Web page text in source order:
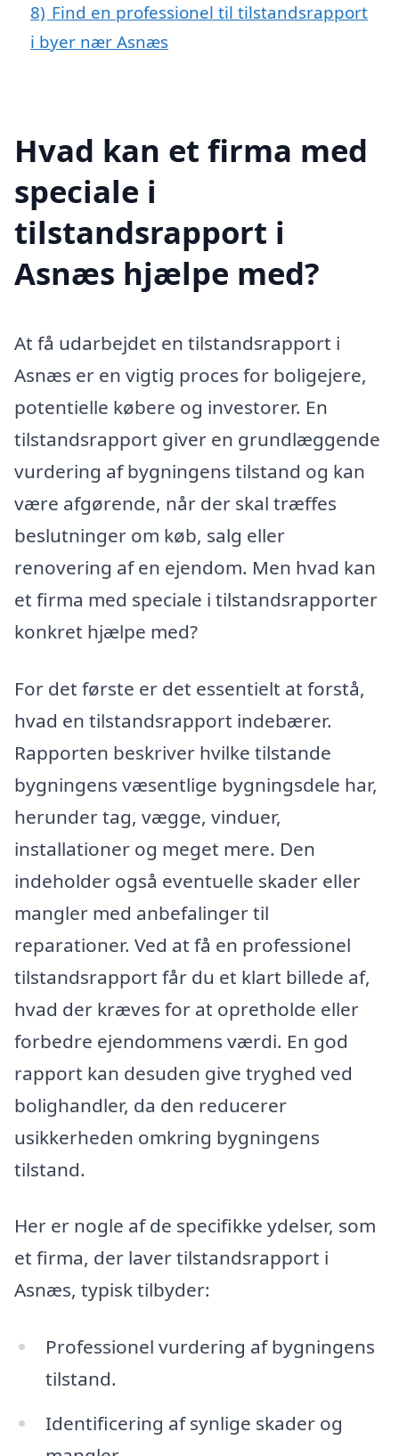
8) Find en professionel til tilstandsrapport
i byer nær Asnæs
Hvad kan et firma med
speciale i
tilstandsrapport i
Asnæs hjælpe med?
At få udarbejdet en tilstandsrapport i
Asnæs er en vigtig proces for boligejere,
potentielle købere og investorer. En
tilstandsrapport giver en grundlæggende
vurdering af bygningens tilstand og kan
være afgørende, når der skal træffes
beslutninger om køb, salg eller
renovering af en ejendom. Men hvad kan
et firma med speciale i tilstandsrapporter
konkret hjælpe med?
For det første er det essentielt at forstå,
hvad en tilstandsrapport indebærer.
Rapporten beskriver hvilke tilstande
bygningens væsentlige bygningsdele har,
herunder tag, vægge, vinduer,
installationer og meget mere. Den
indeholder også eventuelle skader eller
mangler med anbefalinger til
reparationer. Ved at få en professionel
tilstandsrapport får du et klart billede af,
hvad der kræves for at opretholde eller
forbedre ejendommens værdi. En god
rapport kan desuden give tryghed ved
bolighandler, da den reducerer
usikkerheden omkring bygningens
tilstand.
Her er nogle af de specifikke ydelser, som
et firma, der laver tilstandsrapport i
Asnæs, typisk tilbyder:
Professionel vurdering af bygningens
tilstand.
Identificering af synlige skader og